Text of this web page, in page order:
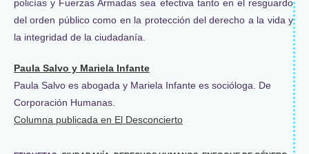
policías y Fuerzas Armadas sea efectiva tanto en el resguardo
del orden público como en la protección del derecho a la vida y
la integridad de la ciudadanía.
Paula Salvo y Mariela Infante
Paula Salvo es abogada y Mariela Infante es socióloga. De
Corporación Humanas.
Columna publicada en El Desconcierto